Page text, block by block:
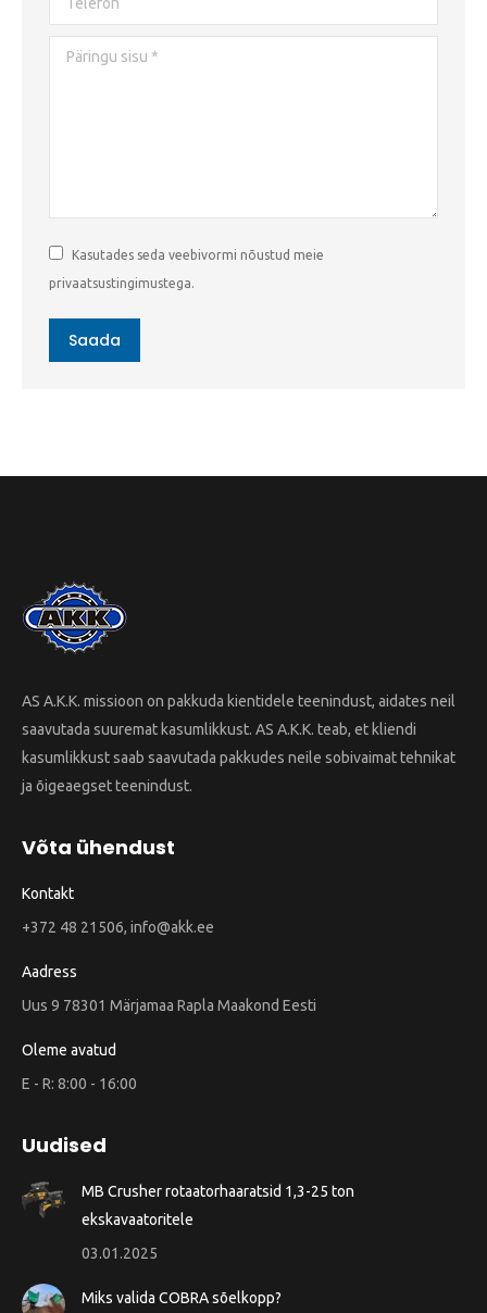
Päringu sisu *
Kasutades seda veebivormi nõustud meie
privaatsustingimustega.
Saada
AS A.K.K. missioon on pakkuda kientidele teenindust, aidates neil
saavutada suuremat kasumlikkust. AS A.K.K. teab, et kliendi
kasumlikkust saab saavutada pakkudes neile sobivaimat tehnikat
ja õigeaegset teenindust.
Võta ühendust
Kontakt
+372 48 21506, info@akk.ee
Aadress
Uus 9 78301 Märjamaa Rapla Maakond Eesti
Oleme avatud
E - R: 8:00 - 16:00
Uudised
MB Crusher rotaatorhaaratsid 1,3-25 ton
ekskavaatoritele
03.01.2025
Miks valida COBRA sõelkopp?